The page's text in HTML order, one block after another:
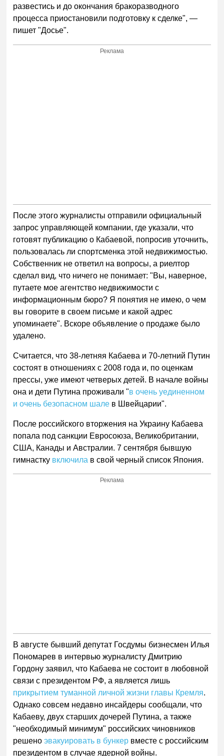
развестись и до окончания бракоразводного
процесса приостановили подготовку к сделке", —
пишет "Досье".
Реклама
После этого журналисты отправили официальный
запрос управляющей компании, где указали, что
готовят публикацию о Кабаевой, попросив уточнить,
пользовалась ли спортсменка этой недвижимостью.
Собственник не ответил на вопросы, а риелтор
сделал вид, что ничего не понимает: "Вы, наверное,
путаете мое агентство недвижимости с
информационным бюро? Я понятия не имею, о чем
вы говорите в своем письме и какой адрес
упоминаете". Вскоре объявление о продаже было
удалено.
Считается, что 38-летняя Кабаева и 70-летний Путин
состоят в отношениях с 2008 года и, по оценкам
прессы, уже имеют четверых детей. В начале войны
она и дети Путина проживали "в очень уединенном
и очень безопасном шале в Швейцарии".
После российского вторжения на Украину Кабаева
попала под санкции Евросоюза, Великобритании,
США, Канады и Австралии. 7 сентября бывшую
гимнастку включила в свой черный список Япония.
Реклама
В августе бывший депутат Госдумы бизнесмен Илья
Пономарев в интервью журналисту Дмитрию
Гордону заявил, что Кабаева не состоит в любовной
связи с президентом РФ, а является лишь
прикрытием туманной личной жизни главы Кремля.
Однако совсем недавно инсайдеры сообщали, что
Кабаеву, двух старших дочерей Путина, а также
"необходимый минимум" российских чиновников
решеноэвакуировать в бункер вместе с российским
президентом в случае ядерной войны.